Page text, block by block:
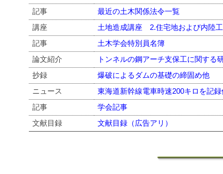
記事
最近の土木関係法令一覧
講座
土地造成講座 2.住宅地および内陸
記事
土木学会特別員名簿
論文紹介
トンネルの鋼アーチ支保工に関する
抄録
爆破によるダムの基礎の締固め他
ニュース
東海道新幹線電車時速200キロを記
記事
学会記事
文献目録
文献目録（広告アリ）